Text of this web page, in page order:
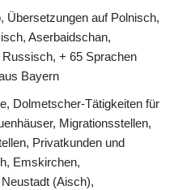
Übersetzungen auf Polnisch,
Aserbaidschan,
+ 65 Sprachen
Bayern
Dolmetscher-Tätigkeiten für
Migrationsstellen,
Privatkunden und
Emskirchen,
(Aisch),